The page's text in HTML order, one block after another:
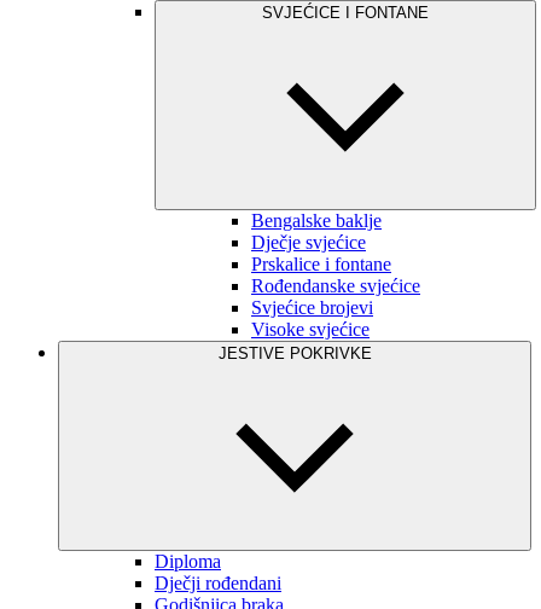
SVJEĆICE I FONTANE
Bengalske baklje
Dječje svjećice
Prskalice i fontane
Rođendanske svjećice
Svjećice brojevi
Visoke svjećice
JESTIVE POKRIVKE
Diploma
Dječji rođendani
Godišnjica braka